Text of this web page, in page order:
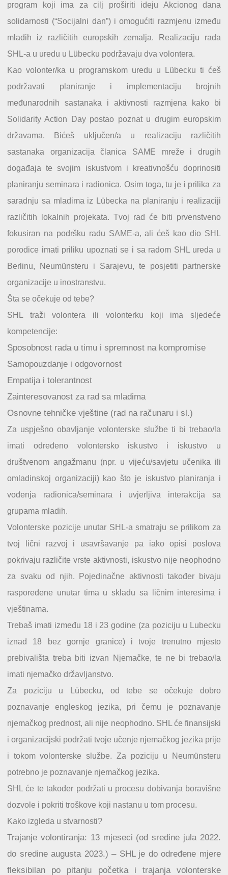
program koji ima za cilj proširiti ideju Akcionog dana
solidarnosti (“Socijalni dan”) i omogućiti razmjenu između
mladih iz različitih europskih zemalja. Realizaciju rada
SHL-a u uredu u Lübecku podržavaju dva volontera.
Kao volonter/ka u programskom uredu u Lübecku ti ćeš
podržavati planiranje i implementaciju brojnih
međunarodnih sastanaka i aktivnosti razmjena kako bi
Solidarity Action Day postao poznat u drugim europskim
državama. Bićeš uključen/a u realizaciju različitih
sastanaka organizacija članica SAME mreže i drugih
događaja te svojim iskustvom i kreativnošću doprinositi
planiranju seminara i radionica. Osim toga, tu je i prilika za
saradnju sa mladima iz Lübecka na planiranju i realizaciji
različitih lokalnih projekata. Tvoj rad će biti prvenstveno
fokusiran na podršku radu SAME-a, ali ćeš kao dio SHL
porodice imati priliku upoznati se i sa radom SHL ureda u
Berlinu, Neumünsteru i Sarajevu, te posjetiti partnerske
organizacije u inostranstvu.
Šta se očekuje od tebe?
SHL traži volontera ili volonterku koji ima sljedeće
kompetencije:
Sposobnost rada u timu i spremnost na kompromise
Samopouzdanje i odgovornost
Empatija i tolerantnost
Zainteresovanost za rad sa mladima
Osnovne tehničke vještine (rad na računaru i sl.)
Za uspješno obavljanje volonterske službe ti bi trebao/la
imati određeno volontersko iskustvo i iskustvo u
društvenom angažmanu (npr. u vijeću/savjetu učenika ili
omladinskoj organizaciji) kao što je iskustvo planiranja i
vođenja radionica/seminara i uvjerljiva interakcija sa
grupama mladih.
Volonterske pozicije unutar SHL-a smatraju se prilikom za
tvoj lični razvoj i usavršavanje pa iako opisi poslova
pokrivaju različite vrste aktivnosti, iskustvo nije neophodno
za svaku od njih. Pojedinačne aktivnosti također bivaju
raspoređene unutar tima u skladu sa ličnim interesima i
vještinama.
Trebaš imati između 18 i 23 godine (za poziciju u Lubecku
iznad 18 bez gornje granice) i tvoje trenutno mjesto
prebivališta treba biti izvan Njemačke, te ne bi trebao/la
imati njemačko državljanstvo.
Za poziciju u Lübecku, od tebe se očekuje dobro
poznavanje engleskog jezika, pri čemu je poznavanje
njemačkog prednost, ali nije neophodno. SHL će finansijski
i organizacijski podržati tvoje učenje njemačkog jezika prije
i tokom volonterske službe. Za poziciju u Neumünsteru
potrebno je poznavanje njemačkog jezika.
SHL će te također podržati u procesu dobivanja boravišne
dozvole i pokriti troškove koji nastanu u tom procesu.
Kako izgleda u stvarnosti?
Trajanje volontiranja: 13 mjeseci (od sredine jula 2022.
do sredine augusta 2023.) – SHL je do određene mjere
fleksibilan po pitanju početka i trajanja volonterske